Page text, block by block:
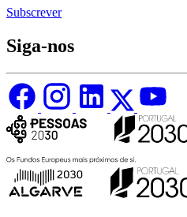
Subscrever
Siga-nos